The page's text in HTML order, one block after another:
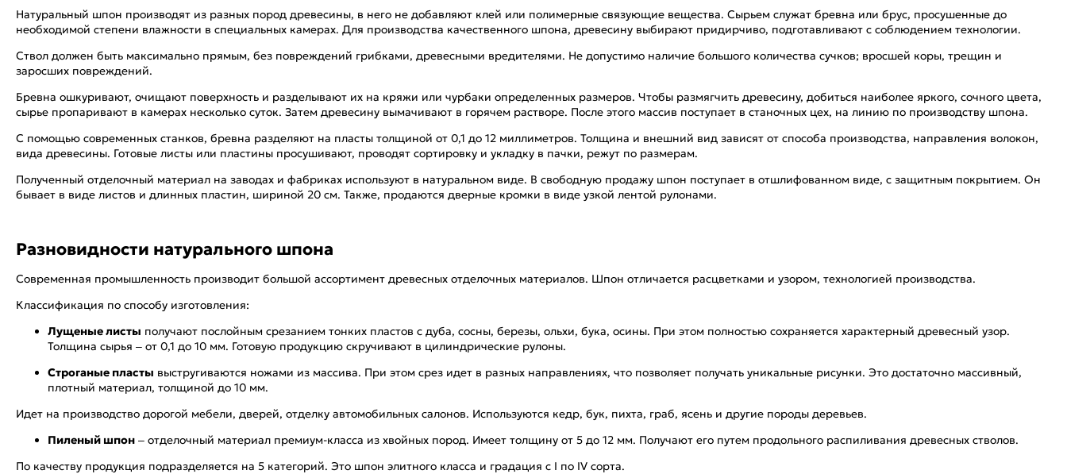
Натуральный шпон производят из разных пород древесины, в него не добавляют клей или полимерные связующие вещества. Сырьем служат бревна или брус, просушенные до
необходимой степени влажности в специальных камерах. Для производства качественного шпона, древесину выбирают придирчиво, подготавливают с соблюдением технологии.
Ствол должен быть максимально прямым, без повреждений грибками, древесными вредителями. Не допустимо наличие большого количества сучков; вросшей коры, трещин и
заросших повреждений.
Бревна ошкуривают, очищают поверхность и разделывают их на кряжи или чурбаки определенных размеров. Чтобы размягчить древесину, добиться наиболее яркого, сочного цвета,
сырье пропаривают в камерах несколько суток. Затем древесину вымачивают в горячем растворе. После этого массив поступает в станочных цех, на линию по производству шпона.
С помощью современных станков, бревна разделяют на пласты толщиной от 0,1 до 12 миллиметров. Толщина и внешний вид зависят от способа производства, направления волокон,
вида древесины. Готовые листы или пластины просушивают, проводят сортировку и укладку в пачки, режут по размерам.
Полученный отделочный материал на заводах и фабриках используют в натуральном виде. В свободную продажу шпон поступает в отшлифованном виде, с защитным покрытием. Он
бывает в виде листов и длинных пластин, шириной 20 см. Также, продаются дверные кромки в виде узкой лентой рулонами.
Разновидности натурального шпона
Современная промышленность производит большой ассортимент древесных отделочных материалов. Шпон отличается расцветками и узором, технологией производства.
Классификация по способу изготовления:
Лущеные листы получают послойным срезанием тонких пластов с дуба, сосны, березы, ольхи, бука, осины. При этом полностью сохраняется характерный древесный узор.
Толщина сырья – от 0,1 до 10 мм. Готовую продукцию скручивают в цилиндрические рулоны.
Строганые пласты выстругиваются ножами из массива. При этом срез идет в разных направлениях, что позволяет получать уникальные рисунки. Это достаточно массивный,
плотный материал, толщиной до 10 мм.
Идет на производство дорогой мебели, дверей, отделку автомобильных салонов. Используются кедр, бук, пихта, граб, ясень и другие породы деревьев.
Пиленый шпон – отделочный материал премиум-класса из хвойных пород. Имеет толщину от 5 до 12 мм. Получают его путем продольного распиливания древесных стволов.
По качеству продукция подразделяется на 5 категорий. Это шпон элитного класса и градация с I по IV сорта.